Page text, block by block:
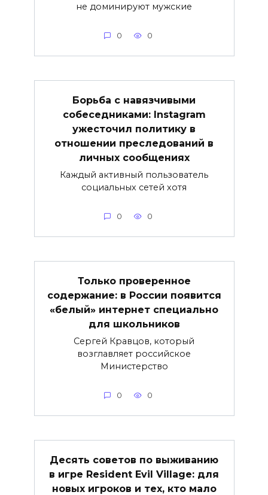
не доминируют мужские
0 0
Борьба с навязчивыми
собеседниками: Instagram
ужесточил политику в
отношении преследований в
личных сообщениях
Каждый активный пользователь
социальных сетей хотя
0 0
Только проверенное
содержание: в России появится
«белый» интернет специально
для школьников
Сергей Кравцов, который
возглавляет российское
Министерство
0 0
Десять советов по выживанию
в игре Resident Evil Village: для
новых игроков и тех, кто мало